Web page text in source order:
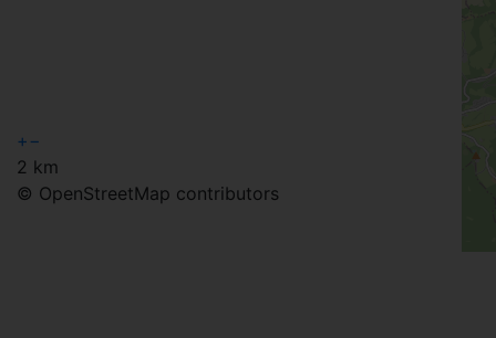
+ −
2 km
© OpenStreetMap contributors